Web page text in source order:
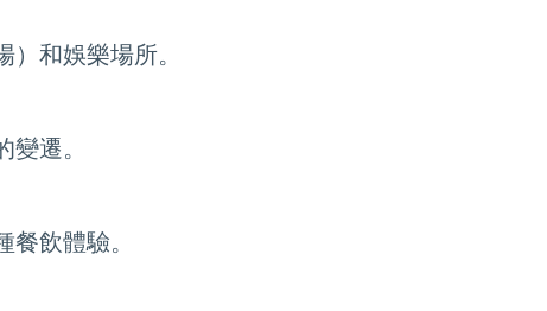
和娛樂場所。
遷。
飲體驗。